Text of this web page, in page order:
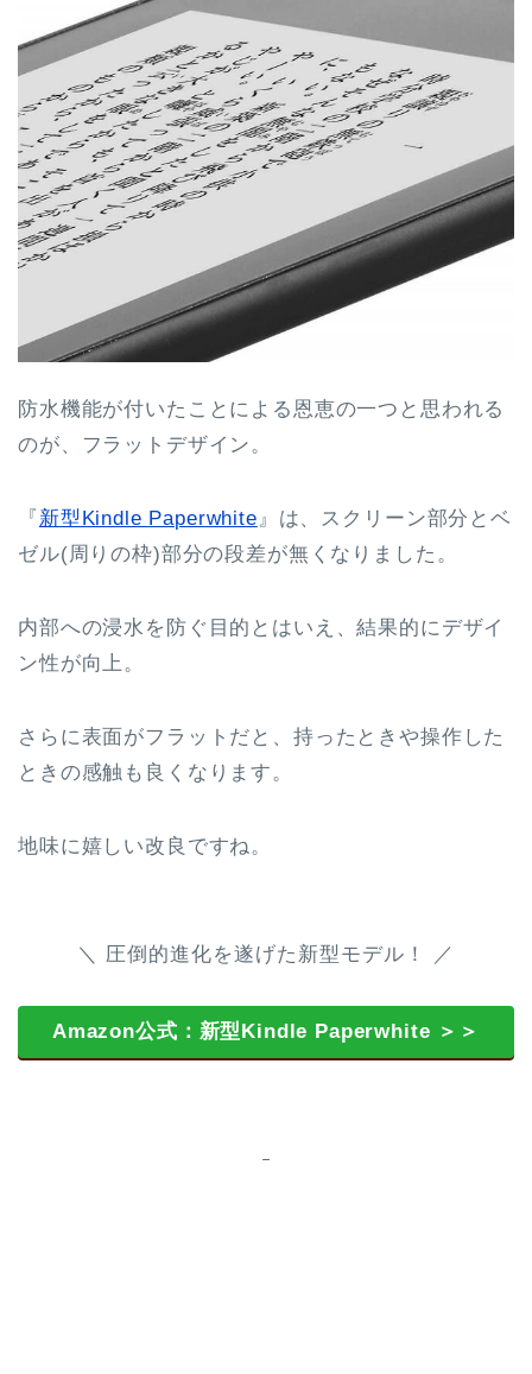
防水機能が付いたことによる恩恵の一つと思われる
のが、フラットデザイン。
『 新型Kindle Paperwhite 』は、スクリーン部分とベ
ゼル(周りの枠)部分の段差が無くなりました。
内部への浸水を防ぐ目的とはいえ、結果的にデザイ
ン性が向上。
さらに表面がフラットだと、持ったときや操作した
ときの感触も良くなります。
地味に嬉しい改良ですね。
＼ 圧倒的進化を遂げた新型モデル！ ／
Amazon公式：新型Kindle Paperwhite ＞＞